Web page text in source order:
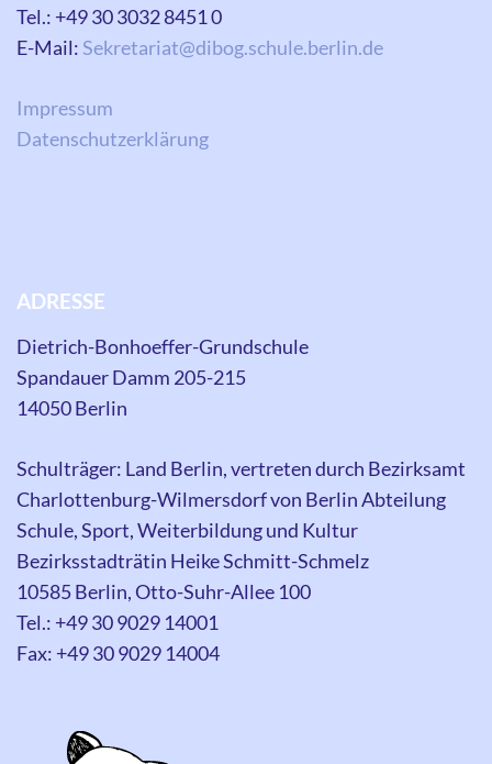
Tel.: +49 30 3032 8451 0
E-Mail: Sekretariat@dibog.schule.berlin.de
Impressum
Datenschutzerklärung
ADRESSE
Dietrich-Bonhoeffer-Grundschule
Spandauer Damm 205-215
14050 Berlin
Schulträger: Land Berlin, vertreten durch Bezirksamt
Charlottenburg-Wilmersdorf von Berlin Abteilung
Schule, Sport, Weiterbildung und Kultur
Bezirksstadträtin Heike Schmitt-Schmelz
10585 Berlin, Otto-Suhr-Allee 100
Tel.: +49 30 9029 14001
Fax: +49 30 9029 14004